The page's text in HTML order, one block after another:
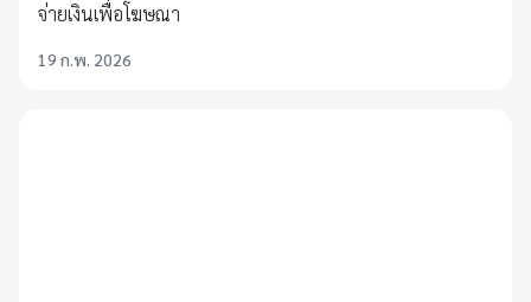
จ่ายเงินเพื่อโฆษณา
19 ก.พ. 2026